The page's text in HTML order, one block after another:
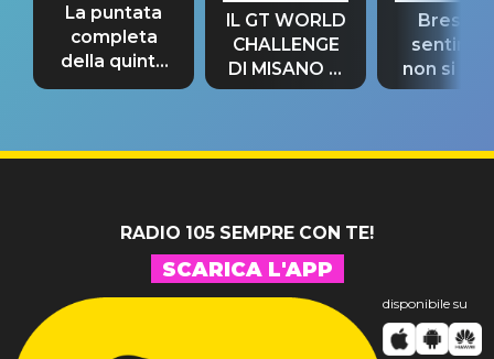
La puntata
completa
della quinta
tappa
IL GT WORLD
CHALLENGE
DI MISANO si
riconferma
Bresh:
non si
fino alla
RADIO 105 SEMPRE CON TE!
SCARICA L'APP
disponibile su